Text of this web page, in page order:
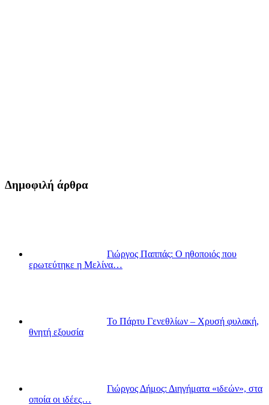
Δημοφιλή άρθρα
Γιώργος Παππάς: Ο ηθοποιός που
ερωτεύτηκε η Μελίνα…
Το Πάρτυ Γενεθλίων – Χρυσή φυλακή,
θνητή εξουσία
Γιώργος Δήμος: Διηγήματα «ιδεών», στα
οποία οι ιδέες…